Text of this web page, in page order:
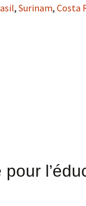
,Surinam,Costa